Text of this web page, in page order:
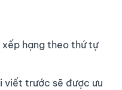
hạng theo thứ tự
viết trước sẽ được ưu